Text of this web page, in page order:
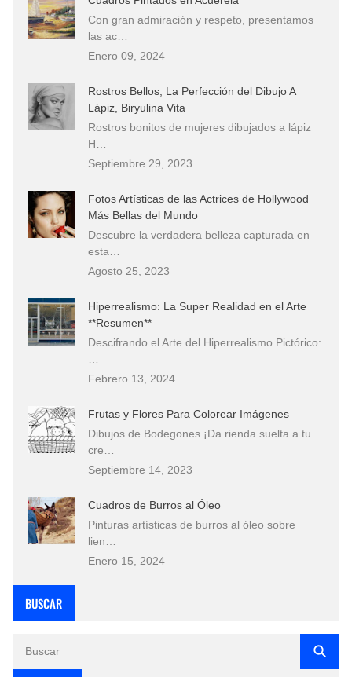
Con gran admiración y respeto, presentamos
las ac…
Enero 09, 2024
Rostros Bellos, La Perfección del Dibujo A
Lápiz, Biryulina Vita
Rostros bonitos de mujeres dibujados a lápiz
H…
Septiembre 29, 2023
Fotos Artísticas de las Actrices de Hollywood
Más Bellas del Mundo
Descubre la verdadera belleza capturada en
esta…
Agosto 25, 2023
Hiperrealismo: La Super Realidad en el Arte
**Resumen**
Descifrando el Arte del Hiperrealismo Pictórico:
Febrero 13, 2024
Frutas y Flores Para Colorear Imágenes
Dibujos de Bodegones ¡Da rienda suelta a tu
cre…
Septiembre 14, 2023
Cuadros de Burros al Óleo
Pinturas artísticas de burros al óleo sobre
lien…
Enero 15, 2024
BUSCAR